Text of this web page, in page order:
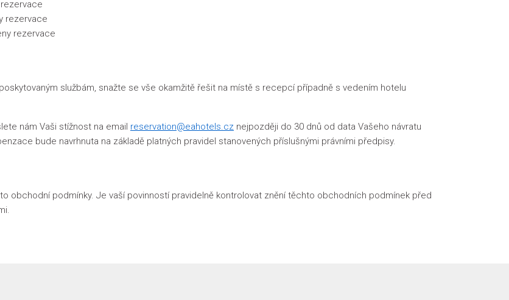
rezervace
rezervace
službám, snažte se vše okamžitě řešit na místě s recepcí případně s vedením hotelu
nám Vaši stížnost na email reservation@eahotels.cz nejpozději do 30 dnů od data Vašeho návratu
bude navrhnuta na základě platných pravidel stanovených příslušnými právními předpisy.
obchodní podmínky. Je vaší povinností pravidelně kontrolovat znění těchto obchodních podmínek před